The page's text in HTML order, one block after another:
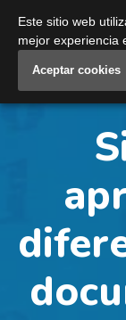
Este sitio web
mejor experiencia
Aceptar cookies